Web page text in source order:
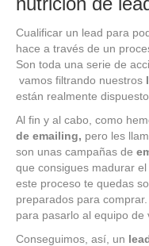
Cualificar un lead para
hace a través de un
Son toda una serie de
vamos filtrando nuestros
están realmente
Al fin y al cabo, como
de emailing, pero les
son unas campañas de
que consigues madurar el
este proceso te quedas
preparados para
para pasarlo al equipo de
Conseguimos, así, un